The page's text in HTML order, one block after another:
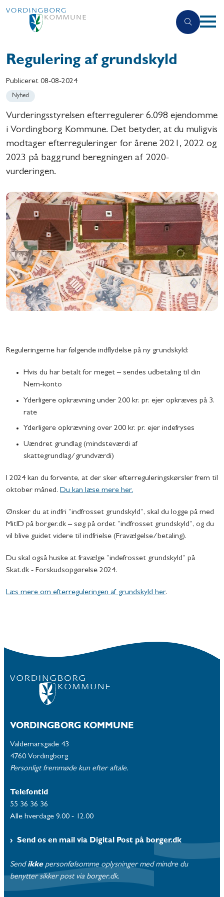
Regulering af grundskyld
Publiceret 08-08-2024
Nyhed
Vurderingsstyrelsen efterregulerer 6.098 ejendomme
i Vordingborg Kommune. Det betyder, at du muligvis
modtager efterreguleringer for årene 2021, 2022 og
2023 på baggrund beregningen af 2020-
vurderingen.
Reguleringerne har følgende indflydelse på ny grundskyld:
Hvis du har betalt for meget – sendes udbetaling til din
Nem-konto
Yderligere opkrævning under 200 kr. pr. ejer opkræves på 3.
rate
Yderligere opkrævning over 200 kr. pr. ejer indefryses
Uændret grundlag (mindsteværdi af
skattegrundlag/grundværdi)
I 2024 kan du forvente, at der sker efterreguleringskørsler frem til
oktober måned. Du kan læse mere her.
Ønsker du at indfri ”indfrosset grundskyld”, skal du logge på med
MitID på borger.dk – søg på ordet ”indfrosset grundskyld”, og du
vil blive guidet videre til indfrielse (Fravælgelse/betaling).
Du skal også huske at fravælge ”indefrosset grundskyld” på
Skat.dk - Forskudsopgørelse 2024.
Læs mere om efterreguleringen af grundskyld her.
VORDINGBORG KOMMUNE
Valdemarsgade 43
4760 Vordingborg
Personligt fremmøde kun efter aftale.
Telefontid
55 36 36 36
Alle hverdage 9.00 - 12.00
Send os en mail via Digital Post på borger.dk
Send ikke personfølsomme oplysninger med mindre du
benytter sikker post via borger.dk.